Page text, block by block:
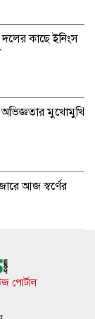
দলের কাছে ইনিংস
মুখোমুখি
আজ স্বর্ণের
পরিদর্শনে
পোর্টাল